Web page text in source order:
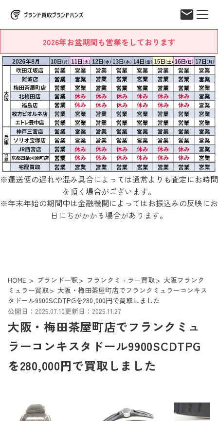
2026年お盆期間も営業をしております
※運送便の遅れや混み具合によっては通常よりも査定にお時間
を頂く場合がございます。
※年末年始の期間中は金融機関によってはお振込みの反映にお
日にちがかかる場合があります。
HOME ブランド一覧 フランクミュラー買取
大阪フランク
ミュラー買取
大阪・梅田茶屋町店でフランクミュラーコンキス
タドール9900SCDTPGを280,000円で買取しました
公開日：2025.07.10更新日：2025.11.27
大阪・梅田茶屋町店でフランクミュ
ラーコンキスタドール9900SCDTPG
を280,000円で買取しました